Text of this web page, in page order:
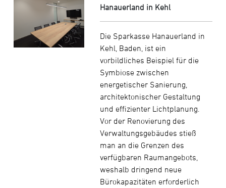
Hanauerland in Kehl
Die Sparkasse Hanauerland in
Kehl, Baden, ist ein
vorbildliches Beispiel für die
Symbiose zwischen
energetischer Sanierung,
architektonischer Gestaltung
und effizienter Lichtplanung.
Vor der Renovierung des
Verwaltungsgebäudes stieß
man an die Grenzen des
verfügbaren Raumangebots,
weshalb dringend neue
Bürokapazitäten erforderlich